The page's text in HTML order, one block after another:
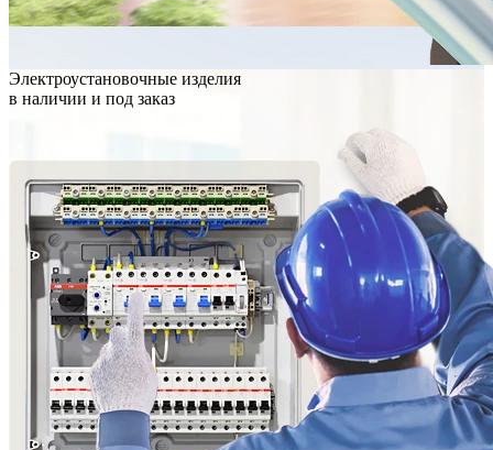
Электроустановочные изделия
в наличии и под заказ